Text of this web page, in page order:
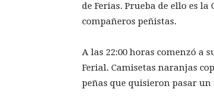
de Ferias. Prueba de ello es
compañeros peñistas.
A las 22:00 horas comenzó a
Ferial. Camisetas naranjas
peñas que quisieron pasar